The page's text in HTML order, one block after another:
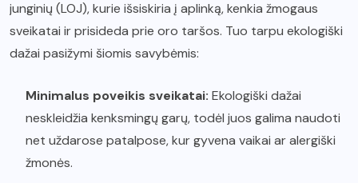
junginių (LOJ), kurie išsiskiria į aplinką, kenkia žmogaus
sveikatai ir prisideda prie oro taršos. Tuo tarpu ekologiški
dažai pasižymi šiomis savybėmis:
Minimalus poveikis sveikatai: Ekologiški dažai
neskleidžia kenksmingų garų, todėl juos galima naudoti
net uždarose patalpose, kur gyvena vaikai ar alergiški
žmonės.